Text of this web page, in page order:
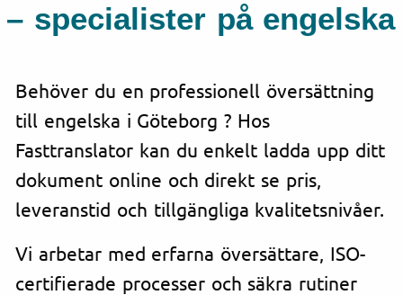
– specialister på engelska
Behöver du en professionell översättning
till engelska i Göteborg ? Hos
Fasttranslator kan du enkelt ladda upp ditt
dokument online och direkt se pris,
leveranstid och tillgängliga kvalitetsnivåer.
Vi arbetar med erfarna översättare, ISO-
certifierade processer och säkra rutiner